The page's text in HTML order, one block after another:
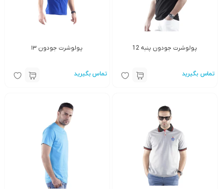
پولوشرت جودون پنبه 12
تماس بگیرید
پولوشرت جودون ۱۳
تماس بگیرید